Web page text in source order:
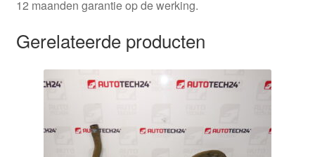
12 maanden garantie op de werking.
Gerelateerde producten